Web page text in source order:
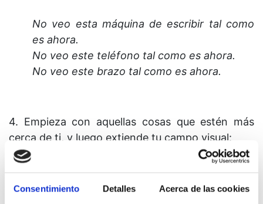
Consentimiento Detalles Acerca de las cookies
No veo esta máquina de escribir tal como
es ahora.
No veo este teléfono tal como es ahora.
No veo este brazo tal como es ahora.
4. Empieza con aquellas cosas que estén más
cerca de ti, y luego extiende tu campo visual:
No veo ese perchero tal como es ahora.